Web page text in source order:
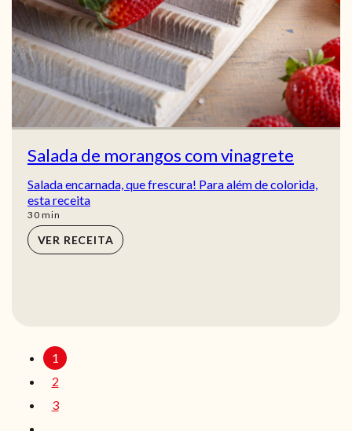
Salada de morangos com vinagrete
Salada encarnada, que frescura! Para além de colorida,
esta receita
30min
min
VER RECEITA
1
2
3